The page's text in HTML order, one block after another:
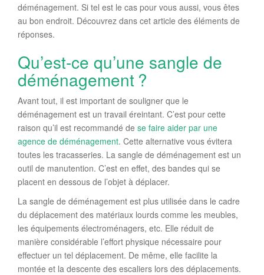
déménagement. Si tel est le cas pour vous aussi, vous êtes
au bon endroit. Découvrez dans cet article des éléments de
réponses.
Qu’est-ce qu’une sangle de
déménagement ?
Avant tout, il est important de souligner que le
déménagement est un travail éreintant. C’est pour cette
raison qu’il est recommandé de se faire aider par une
agence de déménagement. Cette alternative vous évitera
toutes les tracasseries. La sangle de déménagement est un
outil de manutention. C’est en effet, des bandes qui se
placent en dessous de l’objet à déplacer.
La sangle de déménagement est plus utilisée dans le cadre
du déplacement des matériaux lourds comme les meubles,
les équipements électroménagers, etc. Elle réduit de
manière considérable l’effort physique nécessaire pour
effectuer un tel déplacement. De même, elle facilite la
montée et la descente des escaliers lors des déplacements.